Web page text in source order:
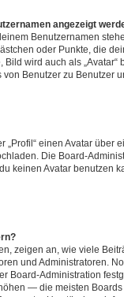
angezeigt
Benutzernamen
oder Punkte, die
wird auch als
Benutzer zu Benutzer
einen Avatar über
Die Board-
keinen Avatar benutzen
zeigen an, wie viele
und Administratoren.
Board-Administration
— die meisten